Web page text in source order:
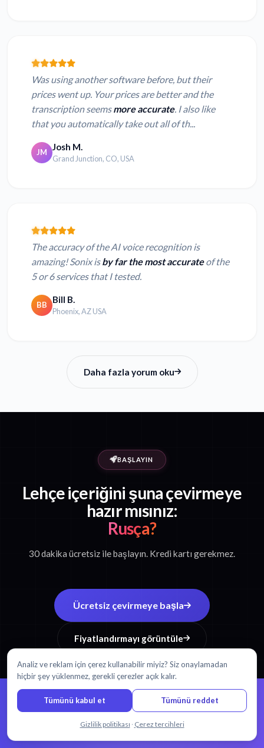
Was using another software before, but their
prices went up. Your prices are better and the
transcription seemsmore accurate. I also like
that you automatically take out all of th...
JM Josh M.
Grand Junction, CO, USA
The accuracy of the AI voice recognition is
amazing! Sonix isby far the most accurateof the
5 or 6 services that I tested.
BB Bill B.
Phoenix, AZ USA
Daha fazla yorum oku
BAŞLAYIN
Lehçe içeriğini şuna çevirmeye
hazır mısınız:
Rusça?
30 dakika ücretsiz ile başlayın. Kredi kartı gerekmez.
Ücretsiz çevirmeye başla
Fiyatlandırmayı görüntüle
%99 doğruluk.Her kelime
önemlidir.Bizimle sohbet edin
Analiz ve reklam için çerez kullanabilir miyiz? Siz onaylamadan
hiçbir şey yüklenmez, gerekli çerezler açık kalır.
Tümünü kabul et Tümünü reddet
Gizlilik politikası · Çerez tercihleri